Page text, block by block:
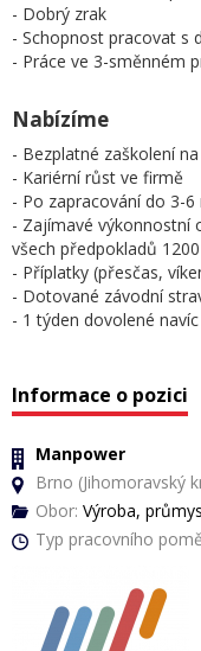
- Dobrý zrak
- Schopnost pracovat s
- Práce ve 3-směnném
Nabízíme
- Bezplatné zaškolení
- Kariérní růst ve firmě
- Po zapracování do 3-
- Zajímavé výkonnostní
všech předpokladů
- Příplatky (přesčas,
- Dotované závodní
- 1 týden dovolené navíc
Informace o pozici
Manpower
Brno (Jihomoravský
Obor: Výroba,
Typ pracovního